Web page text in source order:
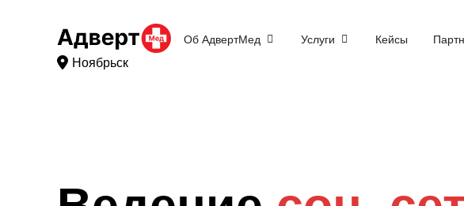
Об АдвертМед Услуги Кейсы
Ноябрьск